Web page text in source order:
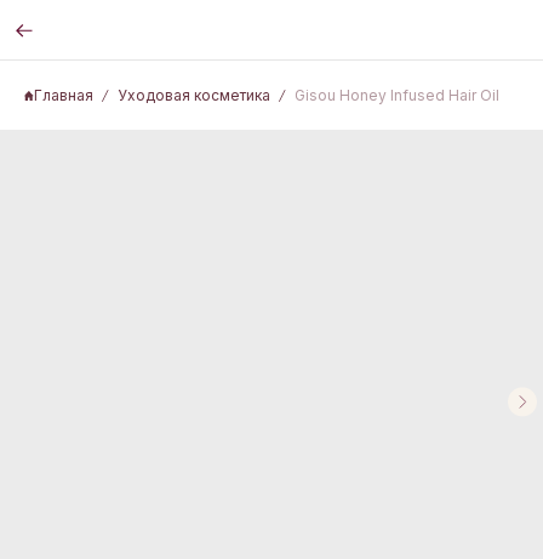
Главная Уходовая косметика Gisou Honey Infused Hair Oil